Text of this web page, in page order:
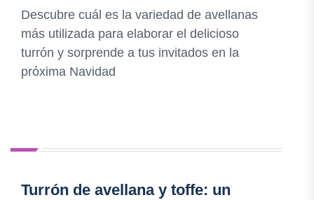
Descubre cuál es la variedad de avellanas
más utilizada para elaborar el delicioso
turrón y sorprende a tus invitados en la
próxima Navidad
Turrón de avellana y toffe: un